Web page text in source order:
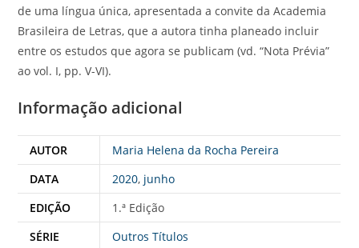
de uma língua única, apresentada a convite da Academia
Brasileira de Letras, que a autora tinha planeado incluir
entre os estudos que agora se publicam (vd. “Nota Prévia”
ao vol. I, pp. V-VI).
Informação adicional
AUTOR
Maria Helena da Rocha Pereira
DATA
2020, junho
EDIÇÃO
1.ª Edição
SÉRIE
Outros Títulos